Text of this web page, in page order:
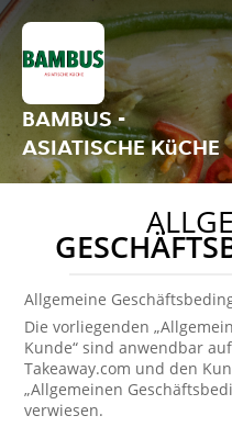
BAMBUS -
ASIATISCHE KüCHE
Allgemeine
Die vorliegenden
Kunde“ sind anwendbar
Takeaway.com und den
„Allgemeinen
verwiesen.